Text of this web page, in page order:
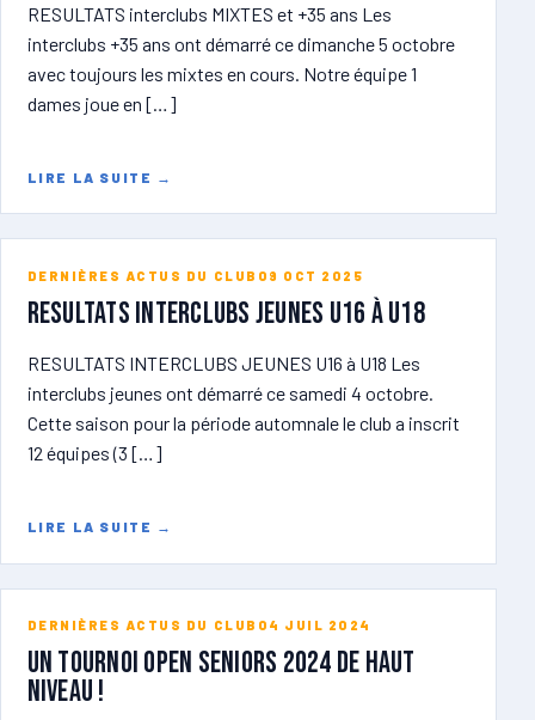
RESULTATS interclubs MIXTES et +35 ans Les
interclubs +35 ans ont démarré ce dimanche 5 octobre
avec toujours les mixtes en cours. Notre équipe 1
dames joue en […]
LIRE LA SUITE →
DERNIÈRES ACTUS DU CLUB 09 OCT 2025
RESULTATS INTERCLUBS JEUNES U16 à U18
RESULTATS INTERCLUBS JEUNES U16 à U18 Les
interclubs jeunes ont démarré ce samedi 4 octobre.
Cette saison pour la période automnale le club a inscrit
12 équipes (3 […]
LIRE LA SUITE →
DERNIÈRES ACTUS DU CLUB 04 JUIL 2024
Un tournoi open seniors 2024 de haut
niveau !